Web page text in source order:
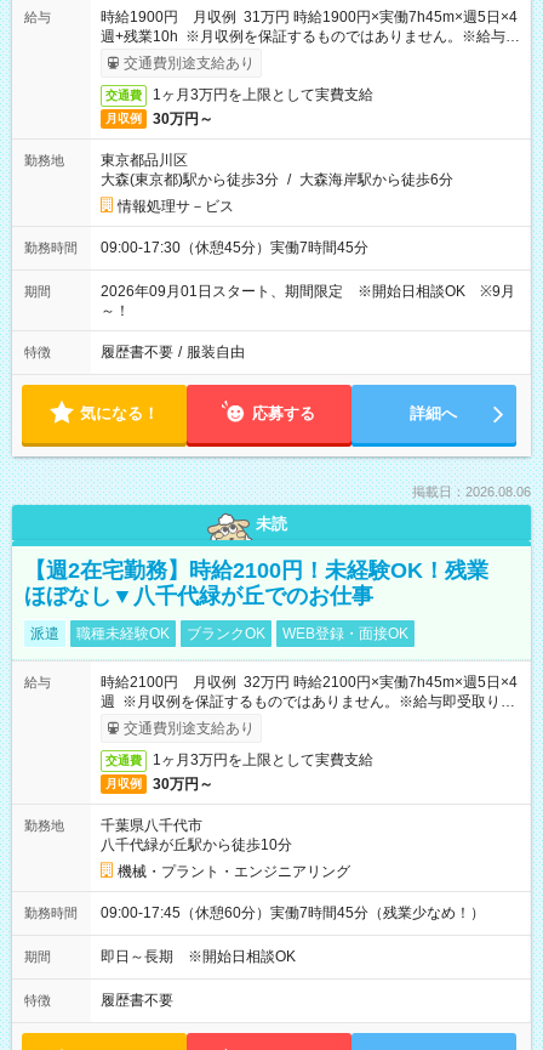
給与
時給1900円 月収例 31万円 時給1900円×実働7h45m×週5日×4
週+残業10h ※月収例を保証するものではありません。※給与即
受取りサービス利用可（利用条件有）
交通費別途支給あり
交通費 1ヶ月3万円を上限として実費支給
月収例 30万円～
勤務地
東京都品川区
大森(東京都)駅から徒歩3分 / 大森海岸駅から徒歩6分
情報処理サ－ビス
勤務時間 09:00-17:30（休憩45分）実働7時間45分
期間
2026年09月01日スタート、期間限定 ※開始日相談OK ※9月
～！
特徴 履歴書不要 / 服装自由
気になる！ 応募する 詳細へ
掲載日：2026.08.06
未読
【週2在宅勤務】時給2100円！未経験OK！残業
ほぼなし▼八千代緑が丘でのお仕事
派遣 職種未経験OK ブランクOK WEB登録・面接OK
給与
時給2100円 月収例 32万円 時給2100円×実働7h45m×週5日×4
週 ※月収例を保証するものではありません。※給与即受取りサ
ービス利用可（利用条件有）
交通費別途支給あり
交通費 1ヶ月3万円を上限として実費支給
月収例 30万円～
勤務地
千葉県八千代市
八千代緑が丘駅から徒歩10分
機械・プラント・エンジニアリング
勤務時間 09:00-17:45（休憩60分）実働7時間45分（残業少なめ！）
期間 即日～長期 ※開始日相談OK
特徴 履歴書不要